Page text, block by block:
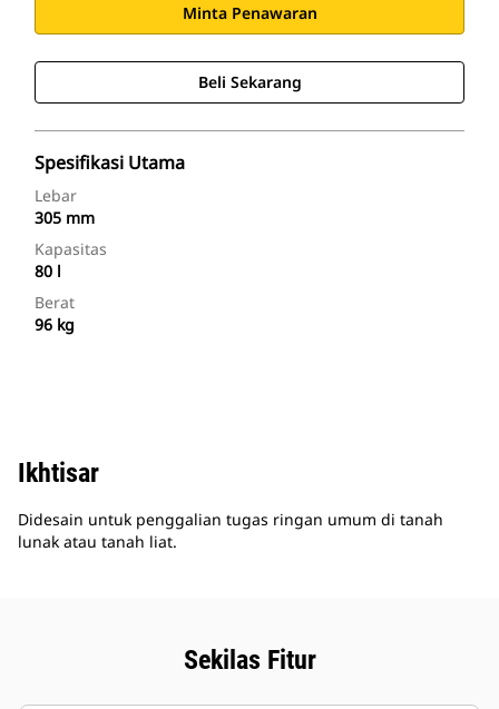
Minta Penawaran
Beli Sekarang
Spesifikasi Utama
Lebar
305 mm
Kapasitas
80 l
Berat
96 kg
Ikhtisar
Didesain untuk penggalian tugas ringan umum di tanah
lunak atau tanah liat.
Sekilas Fitur